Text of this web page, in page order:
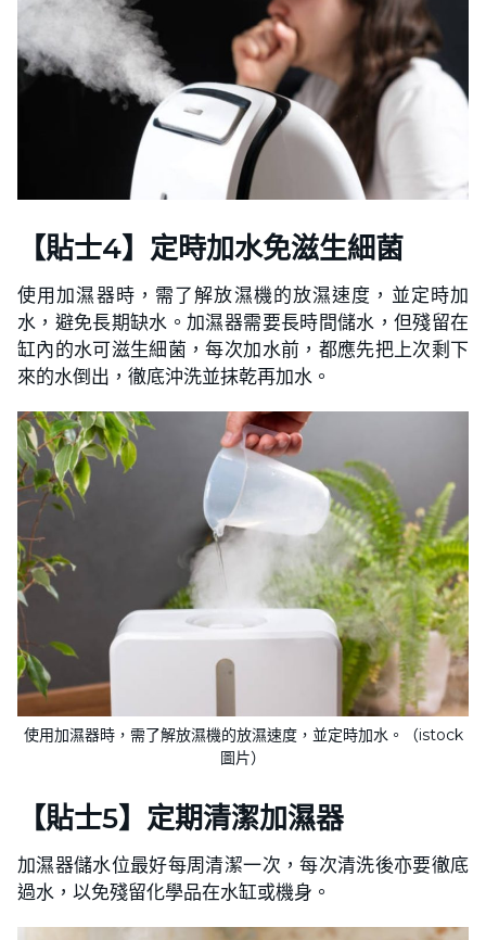
【貼士4】定時加水免滋生細菌
使用加濕器時，需了解放濕機的放濕速度，並定時加
水，避免長期缺水。加濕器需要長時間儲水，但殘留在
缸內的水可滋生細菌，每次加水前，都應先把上次剩下
來的水倒出，徹底沖洗並抹乾再加水。
使用加濕器時，需了解放濕機的放濕速度，並定時加水。（istock
圖片）
【貼士5】定期清潔加濕器
加濕器儲水位最好每周清潔一次，每次清洗後亦要徹底
過水，以免殘留化學品在水缸或機身。